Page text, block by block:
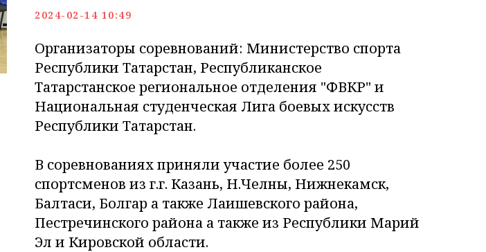
2024-02-14 10:49
Организаторы соревнований: Министерство спорта
Республики Татарстан, Республиканское
Татарстанское региональное отделения "ФВКР" и
Национальная студенческая Лига боевых искусств
Республики Татарстан.
В соревнованиях приняли участие более 250
спортсменов из г.г. Казань, Н.Челны, Нижнекамск,
Балтаси, Болгар а также Лаишевского района,
Пестречинского района а также из Республики Марий
Эл и Кировской области.